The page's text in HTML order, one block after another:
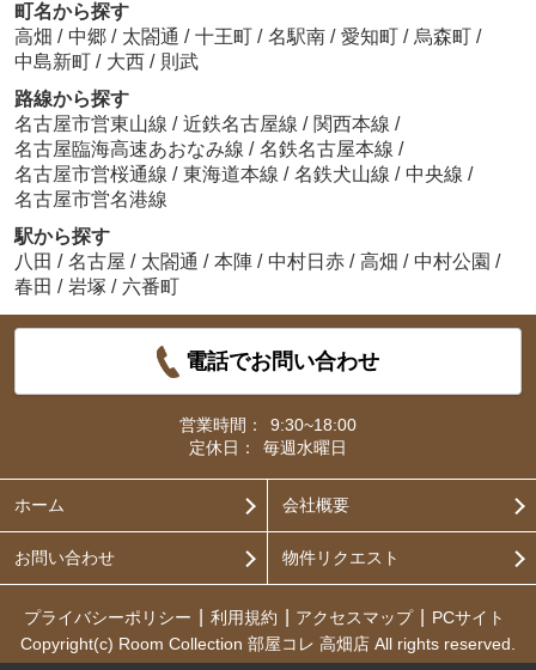
町名から探す
高畑 / 中郷 / 太閤通 / 十王町 / 名駅南 / 愛知町 / 烏森町 /
中島新町 / 大西 / 則武
路線から探す
名古屋市営東山線 / 近鉄名古屋線 / 関西本線 /
名古屋臨海高速あおなみ線 / 名鉄名古屋本線 /
名古屋市営桜通線 / 東海道本線 / 名鉄犬山線 / 中央線 /
名古屋市営名港線
駅から探す
八田 / 名古屋 / 太閤通 / 本陣 / 中村日赤 / 高畑 / 中村公園 /
春田 / 岩塚 / 六番町
電話でお問い合わせ
営業時間：
9:30~18:00
定休日：
毎週水曜日
ホーム 会社概要
お問い合わせ 物件リクエスト
プライバシーポリシー 利用規約 アクセスマップ
PCサイト
Copyright(c) Room Collection 部屋コレ 高畑店 All rights reserved.